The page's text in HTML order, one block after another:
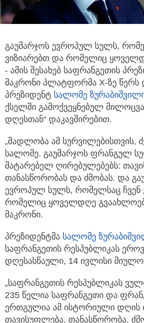
გაუმარჯოს ევროპულ სულს,
ვიზიარებთ და რომელიც
- ამის შესახებ საფრანგეთის
მაკრონი პლატფორმა X-ზე წერს
პრეზიდენტ სალომე
ქსელში გამოქვეყნებულ
დღესთან“ დაკავშირებით.
„მადლობა ამ სურვილებისთვის,
სალომე. გაუმარჯოს ფრანგულ
მატარებელ ღირებულებებს:
თანასწორობას და ძმობას. და
ევროპულ სულს, რომელსაც ჩვენ
რომელიც ყოველდღე
მაკრონი.
პრეზიდენტმა სალომე
საფრანგეთის რესპუბლიკას
დღესასწაული, 14 ივლისი
„საფრანგეთის რესპუბლიკას
235 წელია საფრანგეთი და
ერთგულია ამ ისტორიული დღის
თავისუფლება, თანასწორობა,